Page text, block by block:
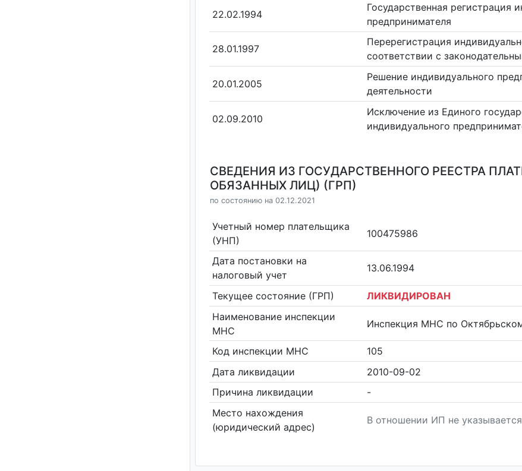
22.02.1994
Государственная регистрация
предпринимателя
28.01.1997
Перерегистрация
соответствии с
20.01.2005
Решение индивидуального
деятельности
02.09.2010
Исключение из Единого
индивидуального
СВЕДЕНИЯ ИЗ ГОСУДАРСТВЕННОГО РЕЕСТРА
ОБЯЗАННЫХ ЛИЦ) (ГРП)
по состоянию на 02.12.2021
Учетный номер плательщика
(УНП)
100475986
Дата постановки на
налоговый учет
13.06.1994
Текущее состояние (ГРП)
ЛИКВИДИРОВАН
Наименование инспекции
МНС
Инспекция МНС по
Код инспекции МНС
105
Дата ликвидации
2010-09-02
Причина ликвидации
-
Место нахождения
(юридический адрес)
В отношении ИП не указывается